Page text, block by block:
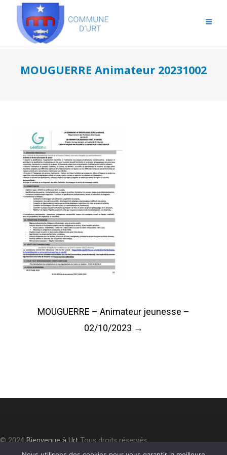
MOUGUERRE Animateur 20231002
Post
navigation
MOUGUERRE – Animateur jeunesse –
02/10/2023 →
© 2024Bienvenue à UrtTous droits réservés.